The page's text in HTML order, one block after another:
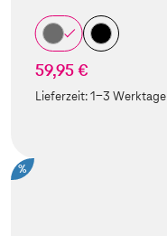
59,95 €
Lieferzeit:1-3 Werktage
%